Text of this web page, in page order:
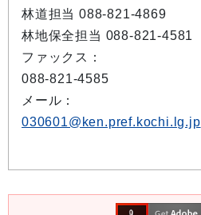
林道担当 088-821-4869
林地保全担当 088-821-4581
ファックス：
088-821-4585
メール：
030601@ken.pref.kochi.lg.jp